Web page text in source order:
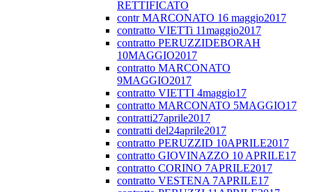
RETTIFICATO
contr MARCONATO 16 maggio2017
contratto VIETTi 11maggio2017
contratto PERUZZIDEBORAH
10MAGGIO2017
contratto MARCONATO
9MAGGIO2017
contratto VIETTI 4maggio17
contratto MARCONATO 5MAGGIO17
contratti27aprile2017
contratti del24aprile2017
contratto PERUZZID 10APRILE2017
contratto GIOVINAZZO 10 APRILE17
contratto CORINO 7APRILE2017
contratto VESTENA 7APRILE17